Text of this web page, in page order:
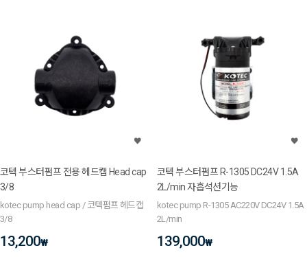
코텍 부스터펌프 전용 헤드캡 Head cap
3/8
kotec pump head cap / 코텍펌프 헤드캡
3/8
13,200₩
코텍 부스터펌프 R-1305 DC24V 1.5A
2L/min 자흡석션기능
kotec pump R-1305 AC220V DC24V 1.5A
2L/min
139,000₩